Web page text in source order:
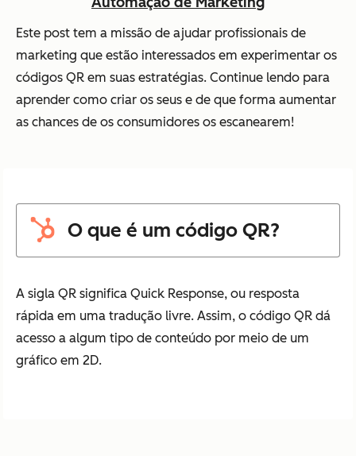
Este post tem a missão de ajudar profissionais de
marketing que estão interessados em experimentar os
códigos QR em suas estratégias. Continue lendo para
aprender como criar os seus e de que forma aumentar
as chances de os consumidores os escanearem!
O que é um código QR?
A sigla QR significa Quick Response, ou resposta
rápida em uma tradução livre. Assim, o código QR dá
acesso a algum tipo de conteúdo por meio de um
gráfico em 2D.